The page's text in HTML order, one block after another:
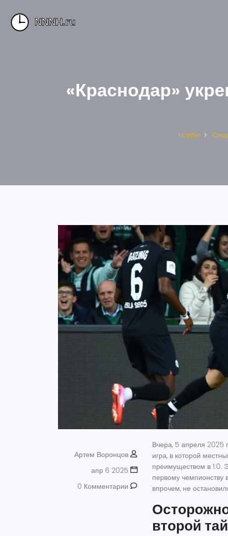
«Краснодар»
Home
Артем Воронцов
апр 6 2025
0 Комментарии
Вчера, 5 апреля 2025
игра, в которой
преимуществом в 1:0.
первому чемпионству
впрочем, не
второй